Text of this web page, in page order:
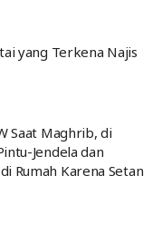
yang Terkena Najis
Saat Maghrib, di
Jendela dan
Rumah Karena Setan